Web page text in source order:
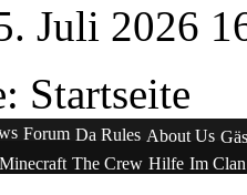
Juli 2026
Startseite
Forum Da Rules About Us
Minecraft The Crew Hilfe Im